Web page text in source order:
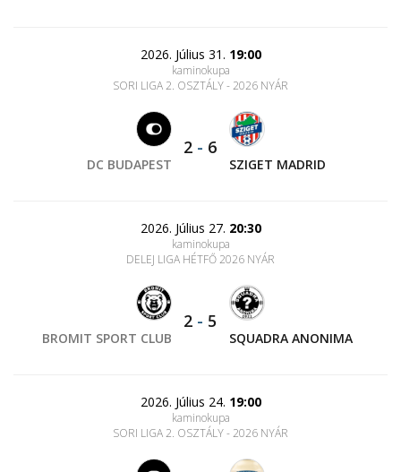
2026. Július 31. 19:00
kaminokupa
SORI LIGA 2. OSZTÁLY - 2026 NYÁR
DC BUDAPEST
2 - 6
SZIGET MADRID
2026. Július 27. 20:30
kaminokupa
DELEJ LIGA HÉTFŐ 2026 NYÁR
BROMIT SPORT CLUB
2 - 5
SQUADRA ANONIMA
2026. Július 24. 19:00
kaminokupa
SORI LIGA 2. OSZTÁLY - 2026 NYÁR